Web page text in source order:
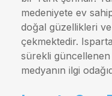
medeniyete ev
doğal güzellikleri
çekmektedir.
sürekli güncellenen
medyanın ilgi